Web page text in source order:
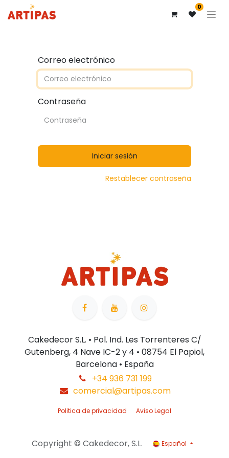
0
Correo electrónico
Contraseña
Iniciar sesión
Restablecer contraseña
Cakedecor S.L. • Pol. Ind. Les Torrenteres C/
Gutenberg, 4 Nave IC-2 y 4 • 08754 El Papiol,
Barcelona • España
+34 936 731 199
comercial@artipas.com
Politica de privacidad Aviso Legal
Copyright © Cakedecor, S.L. Español